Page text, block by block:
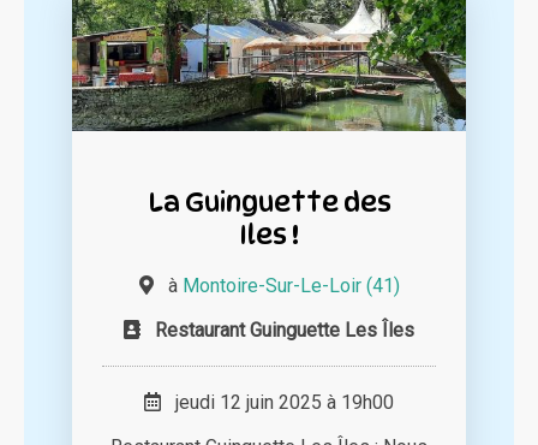
La Guinguette des
Iles !
à Montoire-Sur-Le-Loir (41)
Restaurant Guinguette Les Îles
jeudi 12 juin 2025 à 19h00